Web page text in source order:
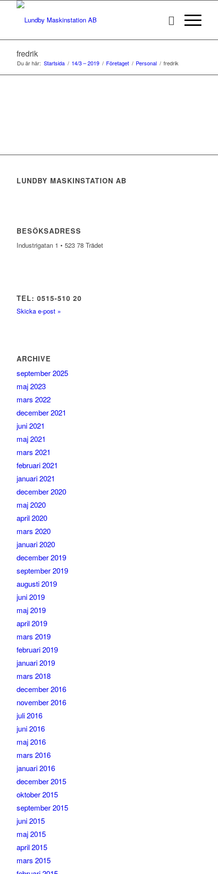
fredrik
Du är här: Startsida / 14/3 – 2019 / Företaget / Personal / fredrik
LUNDBY MASKINSTATION AB
BESÖKSADRESS
Industrigatan 1 • 523 78 Trädet
TEL: 0515-510 20
Skicka e-post »
ARCHIVE
september 2025
maj 2023
mars 2022
december 2021
juni 2021
maj 2021
mars 2021
februari 2021
januari 2021
december 2020
maj 2020
april 2020
mars 2020
januari 2020
december 2019
september 2019
augusti 2019
juni 2019
maj 2019
april 2019
mars 2019
februari 2019
januari 2019
mars 2018
december 2016
november 2016
juli 2016
juni 2016
maj 2016
mars 2016
januari 2016
december 2015
oktober 2015
september 2015
juni 2015
maj 2015
april 2015
mars 2015